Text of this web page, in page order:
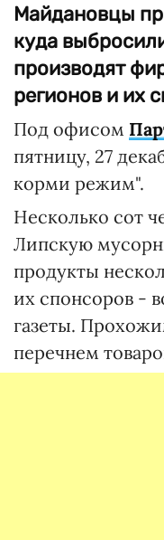
Майдановцы
куда
производят
регионов и их
Под офисом
пятницу, 27
корми режим".
Несколько сот
Липскую
продукты
их спонсоров -
газеты.
перечнем